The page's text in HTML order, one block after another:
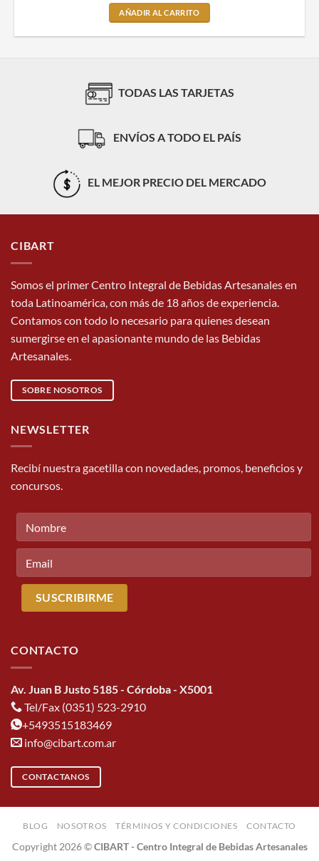
AÑADIR AL CARRITO
TODAS LAS TARJETAS
ENVÍOS A TODO EL PAÍS
EL MEJOR PRECIO DEL MERCADO
CIBART
Somos el primer Centro Integral de Bebidas Artesanales en
toda Latinoamérica, con más de 18 años de experiencia.
Contamos con todo lo necesario para quienes desean
sumergirse en el apasionante mundo de las Bebidas
Artesanales.
SOBRE NOSOTROS
NEWSLETTER
Recibí nuestra gacetilla con novedades, promos, beneficios y
concursos.
CONTACTO
Av. Juan B Justo 5185 - Córdoba - X5001
Tel/Fax (0351) 523-2910
+5493515183469
info@cibart.com.ar
CONTACTANOS
BLOG NOSOTROS TÉRMINOS Y CONDICIONES CONTACTO
Copyright 2026 ©CIBART - Centro Integral de Bebidas Artesanales